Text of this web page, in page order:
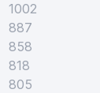
1002
887
858
818
805